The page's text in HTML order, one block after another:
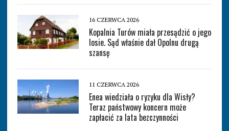
16 CZERWCA 2026
Kopalnia Turów miała przesądzić o jego
losie. Sąd właśnie dał Opolnu drugą
szansę
11 CZERWCA 2026
Enea wiedziała o ryzyku dla Wisły?
Teraz państwowy koncern może
zapłacić za lata bezczynności